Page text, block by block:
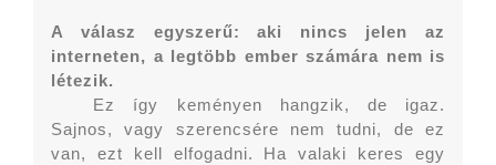
A válasz egyszerű: aki nincs jelen az
interneten, a legtöbb ember számára nem is
létezik.
Ez így keményen hangzik, de igaz.
Sajnos, vagy szerencsére nem tudni, de ez
van, ezt kell elfogadni. Ha valaki keres egy